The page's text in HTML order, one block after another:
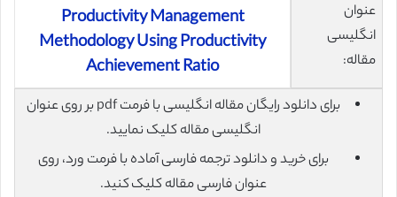
عنوان
انگلیسی
مقاله:
Productivity Management
Methodology Using Productivity
Achievement Ratio
برای دانلود رایگان مقاله انگلیسی با فرمت pdf بر روی عنوان
انگلیسی مقاله کلیک نمایید.
برای خرید و دانلود ترجمه فارسی آماده با فرمت ورد، روی
عنوان فارسی مقاله کلیک کنید.